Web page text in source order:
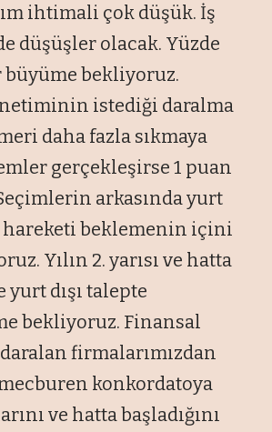
ihtimali çok düşük. İş
düşüşler olacak. Yüzde
büyüme bekliyoruz.
istediği daralma
daha fazla sıkmaya
gerçekleşirse 1 puan
arkasında yurt
beklemenin içini
Yılın 2. yarısı ve hatta
yurt dışı talepte
bekliyoruz. Finansal
firmalarımızdan
konkordatoya
ve hatta başladığını